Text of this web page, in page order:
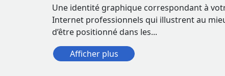
Une identité graphique correspondant à
Internet professionnels qui illustrent au
d’être positionné dans les...
Afficher plus